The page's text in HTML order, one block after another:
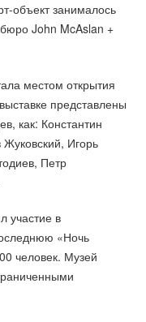
объект занималось
бюро John McAslan +
местом открытия
представлены
как: Константин
Игорь
Петр
участие в
«Ночь
человек. Музей